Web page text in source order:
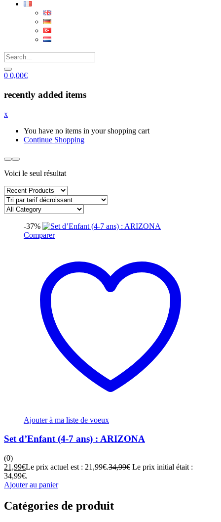
0 0,00€
recently added items
x
You have no items in your shopping cart
Continue Shopping
Voici le seul résultat
-37%
Comparer
Ajouter à ma liste de voeux
Set d’Enfant (4-7 ans) : ARIZONA
(0)
21,99€Le prix actuel est : 21,99€.34,99€ Le prix initial était :
34,99€.
Ajouter au panier
Catégories de produit